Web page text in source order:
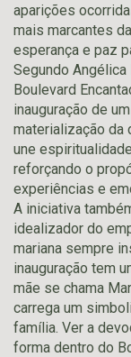
aparições
mais marcantes
esperança e paz
Segundo
Boulevard
inauguração de
materialização da
une
reforçando o
experiências e
A iniciativa
idealizador do
mariana sempre
inauguração tem
mãe se chama
carrega um
família. Ver a
forma dentro do